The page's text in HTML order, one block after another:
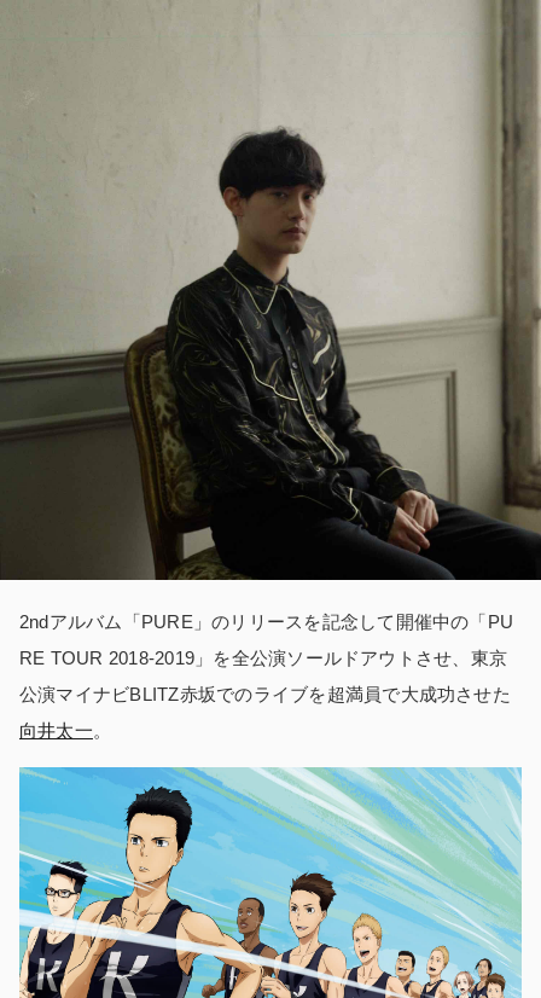
2ndアルバム「PURE」のリリースを記念して開催中の「PU
RE TOUR 2018-2019」を全公演ソールドアウトさせ、東京
公演マイナビBLITZ赤坂でのライブを超満員で大成功させた
向井太一。